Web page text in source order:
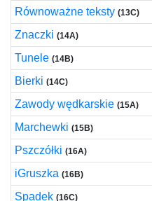
Równoważne teksty (13C)
Znaczki (14A)
Tunele (14B)
Bierki (14C)
Zawody wędkarskie (15A)
Marchewki (15B)
Pszczółki (16A)
iGruszka (16B)
Spadek (16C)